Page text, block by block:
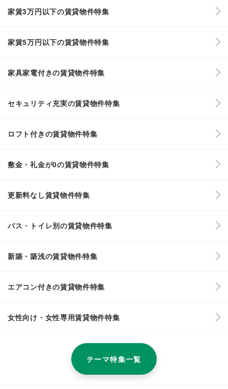
家賃3万円以下の賃貸物件特集
家賃5万円以下の賃貸物件特集
家具家電付きの賃貸物件特集
セキュリティ充実の賃貸物件特集
ロフト付きの賃貸物件特集
敷金・礼金が0の賃貸物件特集
更新料なし賃貸物件特集
バス・トイレ別の賃貸物件特集
新築・築浅の賃貸物件特集
エアコン付きの賃貸物件特集
女性向け・女性専用賃貸物件特集
テーマ特集一覧